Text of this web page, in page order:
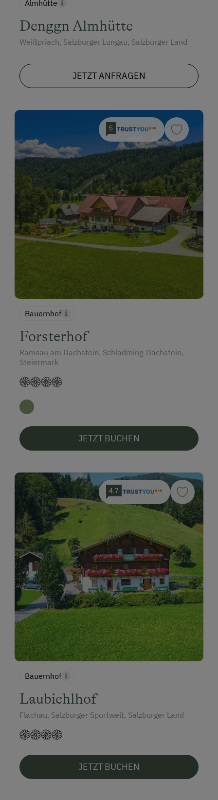
Almhütte
Denggn Almhütte
Weißpriach, Salzburger Lungau, Salzburger Land
JETZT ANFRAGEN
5
Bauernhof
Forsterhof
Ramsau am Dachstein, Schladming-Dachstein,
Steiermark
JETZT BUCHEN
4.7
Bauernhof
Laubichlhof
Flachau, Salzburger Sportwelt, Salzburger Land
JETZT BUCHEN